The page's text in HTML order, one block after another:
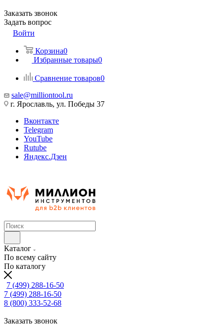
Заказать звонок
Задать вопрос
Войти
Корзина0
Избранные товары0
Сравнение товаров0
sale@milliontool.ru
г. Ярославль, ул. Победы 37
Вконтакте
Telegram
YouTube
Rutube
Яндекс.Дзен
Каталог
По всему сайту
По каталогу
7 (499) 288-16-50
7 (499) 288-16-50
8 (800) 333-52-68
Заказать звонок